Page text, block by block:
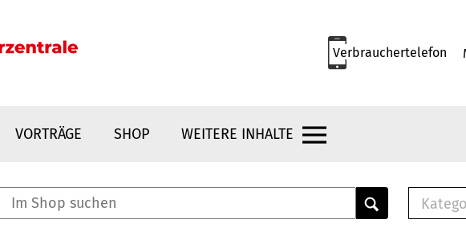
Verbrauchertelefon
VORTRÄGE SHOP WEITERE INHALTE